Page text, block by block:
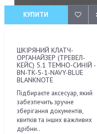
КУПИТИ
ШКІРЯНИЙ КЛАТЧ-
ОРГАНАЙЗЕР (ТРЕВЕЛ-
КЕЙС) 5.1 ТЕМНО-СИНІЙ -
BN-TK-5-1-NAVY-BLUE
BLANKNOTE
Підбираєте аксесуар, який
забезпечить зручне
зберігання документів,
квитків та інших важливих
дрібни..